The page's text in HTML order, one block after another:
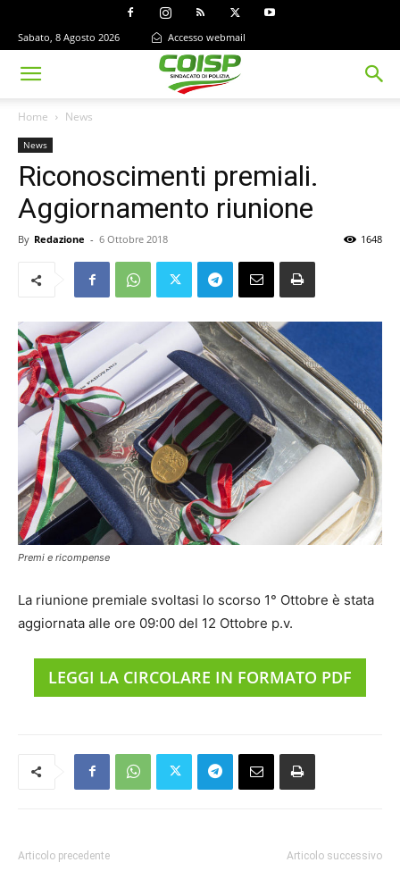
Sabato, 8 Agosto 2026 Accesso webmail
Home News
News
Riconoscimenti premiali.
Aggiornamento riunione
By Redazione - 6 Ottobre 2018 1648
Premi e ricompense
La riunione premiale svoltasi lo scorso 1° Ottobre è stata
aggiornata alle ore 09:00 del 12 Ottobre p.v.
LEGGI LA CIRCOLARE IN FORMATO PDF
Articolo precedente Articolo successivo